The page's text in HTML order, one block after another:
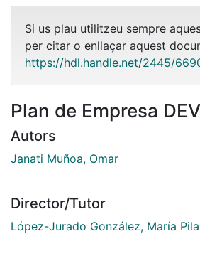
Si us plau utilitzeu sempre
per citar o enllaçar aquest
https://hdl.handle.net/2445/
Plan de Empresa
Autors
Janati Muñoa, Omar
Director/Tutor
López-Jurado González, María